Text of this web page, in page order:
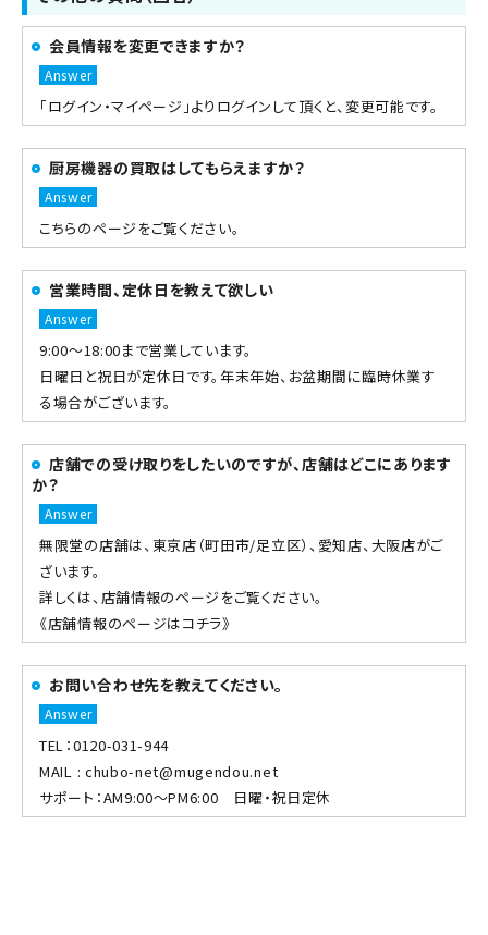
会員情報を変更できますか？
「ログイン・マイページ」よりログインして頂くと、変更可能です。
厨房機器の買取はしてもらえますか？
こちらのページ をご覧ください。
営業時間、定休日を教えて欲しい
9:00～18:00まで営業しています。
日曜日と祝日が定休日です。年末年始、お盆期間に臨時休業す
る場合がございます。
店舗での受け取りをしたいのですが、店舗はどこにあります
か？
無限堂の店舗は、東京店（町田市/足立区）、愛知店、大阪店がご
ざいます。
詳しくは、店舗情報のページをご覧ください。
《店舗情報のページはコチラ》
お問い合わせ先を教えてください。
TEL：0120-031-944
MAIL : chubo-net@mugendou.net
サポート：AM9:00～PM6:00 日曜・祝日定休